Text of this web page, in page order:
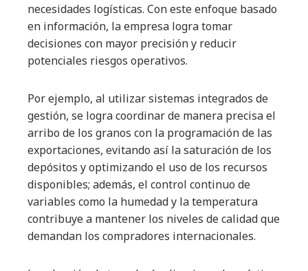
necesidades logísticas. Con este enfoque basado
en información, la empresa logra tomar
decisiones con mayor precisión y reducir
potenciales riesgos operativos.
Por ejemplo, al utilizar sistemas integrados de
gestión, se logra coordinar de manera precisa el
arribo de los granos con la programación de las
exportaciones, evitando así la saturación de los
depósitos y optimizando el uso de los recursos
disponibles; además, el control continuo de
variables como la humedad y la temperatura
contribuye a mantener los niveles de calidad que
demandan los compradores internacionales.